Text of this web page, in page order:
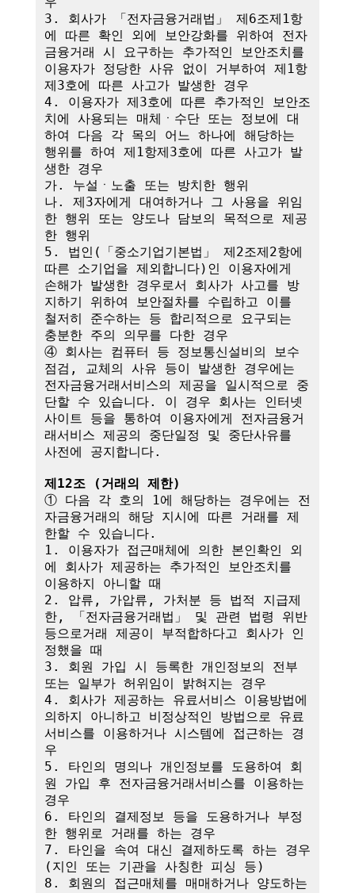
3. 회사가 「전자금융거래법」 제6조제1항
에 따른 확인 외에 보안강화를 위하여 전자
금융거래 시 요구하는 추가적인 보안조치를
이용자가 정당한 사유 없이 거부하여 제1항
제3호에 따른 사고가 발생한 경우
4. 이용자가 제3호에 따른 추가적인 보안조
치에 사용되는 매체ㆍ수단 또는 정보에 대
하여 다음 각 목의 어느 하나에 해당하는
행위를 하여 제1항제3호에 따른 사고가 발
생한 경우
가. 누설ㆍ노출 또는 방치한 행위
나. 제3자에게 대여하거나 그 사용을 위임
한 행위 또는 양도나 담보의 목적으로 제공
한 행위
5. 법인(「중소기업기본법」 제2조제2항에
따른 소기업을 제외합니다)인 이용자에게
손해가 발생한 경우로서 회사가 사고를 방
지하기 위하여 보안절차를 수립하고 이를
철저히 준수하는 등 합리적으로 요구되는
충분한 주의 의무를 다한 경우
④ 회사는 컴퓨터 등 정보통신설비의 보수
점검, 교체의 사유 등이 발생한 경우에는
전자금융거래서비스의 제공을 일시적으로 중
단할 수 있습니다. 이 경우 회사는 인터넷
사이트 등을 통하여 이용자에게 전자금융거
래서비스 제공의 중단일정 및 중단사유를
사전에 공지합니다.
제12조 (거래의 제한)
① 다음 각 호의 1에 해당하는 경우에는 전
자금융거래의 해당 지시에 따른 거래를 제
한할 수 있습니다.
1. 이용자가 접근매체에 의한 본인확인 외
에 회사가 제공하는 추가적인 보안조치를
이용하지 아니할 때
2. 압류, 가압류, 가처분 등 법적 지급제
한, 「전자금융거래법」 및 관련 법령 위반
등으로거래 제공이 부적합하다고 회사가 인
정했을 때
3. 회원 가입 시 등록한 개인정보의 전부
또는 일부가 허위임이 밝혀지는 경우
4. 회사가 제공하는 유료서비스 이용방법에
의하지 아니하고 비정상적인 방법으로 유료
서비스를 이용하거나 시스템에 접근하는 경
우
5. 타인의 명의나 개인정보를 도용하여 회
원 가입 후 전자금융거래서비스를 이용하는
경우
6. 타인의 결제정보 등을 도용하거나 부정
한 행위로 거래를 하는 경우
7. 타인을 속여 대신 결제하도록 하는 경우
(지인 또는 기관을 사칭한 피싱 등)
8. 회원의 접근매체를 매매하거나 양도하는